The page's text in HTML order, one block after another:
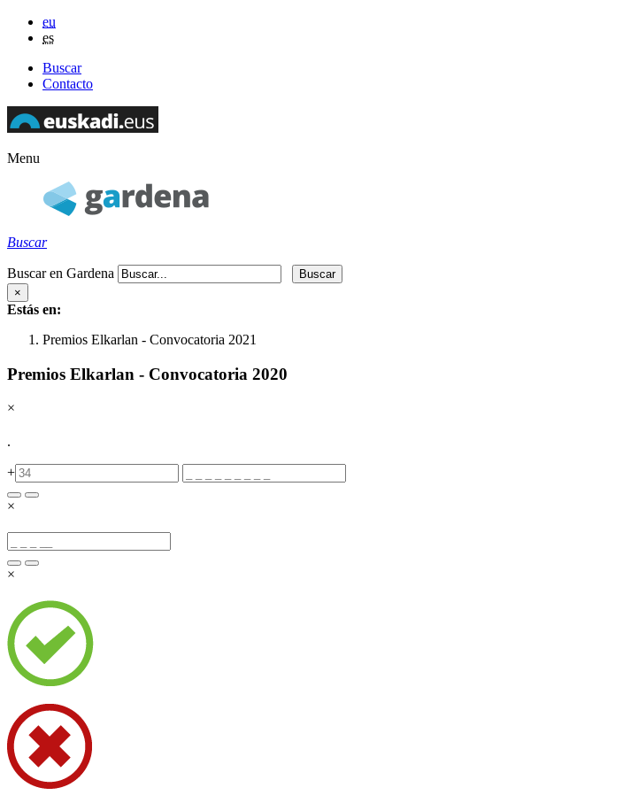
eu
es
Buscar
Contacto
Menu
Buscar
Buscar en Gardena
×
Estás en:
Premios Elkarlan - Convocatoria 2021
Premios Elkarlan - Convocatoria 2020
×
.
+
×
×